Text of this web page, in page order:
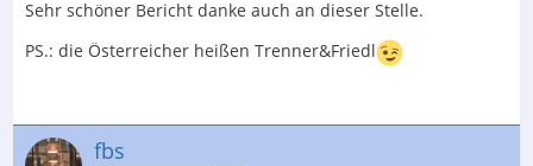
Sehr schöner Bericht danke auch an dieser Stelle.
PS.: die Österreicher heißen Trenner&Friedl
fbs